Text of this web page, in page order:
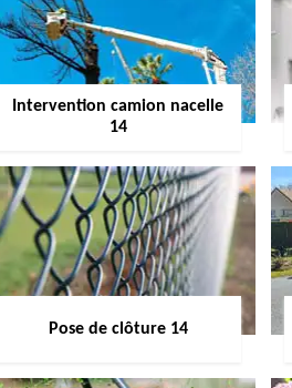
Intervention camion nacelle
14
Pose de clôture 14